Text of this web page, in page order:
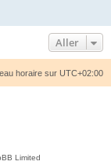
Aller
horaire sur UTC+02:00
Limited